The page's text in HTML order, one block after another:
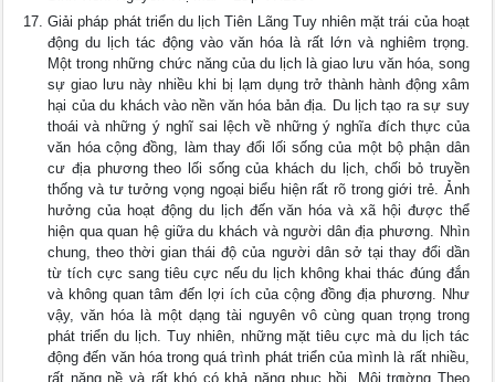
Giải pháp phát triển du lịch Tiên Lãng Tuy nhiên mặt trái của hoạt
động du lịch tác động vào văn hóa là rất lớn và nghiêm trọng.
Một trong những chức năng của du lịch là giao lưu văn hóa, song
sự giao lưu này nhiều khi bị lạm dụng trở thành hành động xâm
hại của du khách vào nền văn hóa bản địa. Du lịch tạo ra sự suy
thoái và những ý nghĩ sai lệch về những ý nghĩa đích thực của
văn hóa cộng đồng, làm thay đổi lối sống của một bộ phận dân
cư địa phương theo lối sống của khách du lịch, chối bỏ truyền
thống và tư tưởng vọng ngoại biểu hiện rất rõ trong giới trẻ. Ảnh
hưởng của hoạt động du lịch đến văn hóa và xã hội được thể
hiện qua quan hệ giữa du khách và người dân địa phương. Nhìn
chung, theo thời gian thái độ của người dân sở tại thay đổi dần
từ tích cực sang tiêu cực nếu du lịch không khai thác đúng đắn
và không quan tâm đến lợi ích của cộng đồng địa phương. Như
vậy, văn hóa là một dạng tài nguyên vô cùng quan trọng trong
phát triển du lịch. Tuy nhiên, những mặt tiêu cực mà du lịch tác
động đến văn hóa trong quá trình phát triển của mình là rất nhiều,
rất nặng nề và rất khó có khả năng phục hồi. Môi trƣờng Theo